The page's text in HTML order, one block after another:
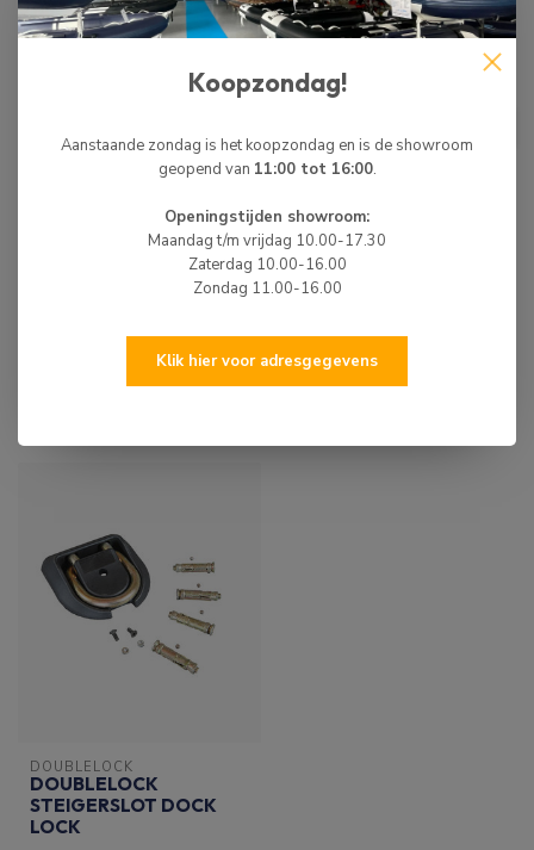
ART-4
Op voorraad
WIJ ZIJN ER OM JE TE HELPEN!
Hulp nodig? Neem dan gerust contact met ons
op via 0513-785550, e-mail of via de
DOUBLELOCK
DOUBLELOCK
STEIGERSLOT DOCK
LOCK
Koopzondag!
Aanstaande zondag is het koopzondag en is de showroom
geopend van 11:00 tot 16:00.
Openingstijden showroom:
Maandag t/m vrijdag 10.00-17.30
Zaterdag 10.00-16.00
Zondag 11.00-16.00
Klik hier voor adresgegevens